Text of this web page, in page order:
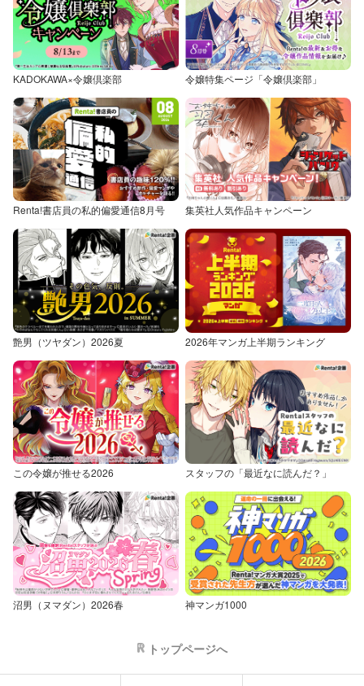
KADOKAWA×令嬢倶楽部 令嬢特集ページ「令嬢倶楽部」
Renta!書店員の私的偏愛通信8月号 集英社人気作品キャンペーン
艶男（ツヤダン）2026夏 2026年マンガ上半期ランキング
この令嬢が推せる2026 スタッフの「最近なに読んだ？」
沼男（ヌマダン）2026春 神マンガ1000
トップページへ